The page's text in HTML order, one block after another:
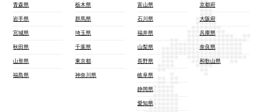
青森県
岩手県
宮城県
秋田県
山形県
福島県
栃木県
群馬県
埼玉県
千葉県
東京都
神奈川県
富山県
石川県
福井県
山梨県
長野県
岐阜県
静岡県
愛知県
京都府
大阪府
兵庫県
奈良県
和歌山県